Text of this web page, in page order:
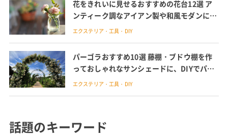
花をきれいに見せるおすすめの花台12選 ア
ンティーク調なアイアン製や和風モダンに合
う木製を紹介
エクステリア・工具・DIY
パーゴラおすすめ10選 藤棚・ブドウ棚を作
っておしゃれなサンシェードに、DIYでパー
ゴラの作り方も紹介
エクステリア・工具・DIY
話題のキーワード